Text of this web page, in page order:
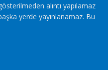
alıntı yapılamaz
yerde yayınlanamaz. Bu